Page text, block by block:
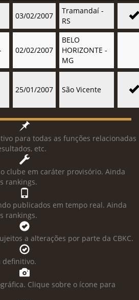
03/02/2007
Tramandaí -
RS
02/02/2007
BELO
HORIZONTE -
MG
25/01/2007 São Vicente
para todas as funções relacionadas
etc.
clube em caráter provisório. Ainda
rankings.
publicados em tempo real. Ainda
rankings.
a alterações por parte da CBKC.
definitivo.
Clique sobre o ícone para